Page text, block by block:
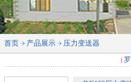
首页 产品展示 压力变送器